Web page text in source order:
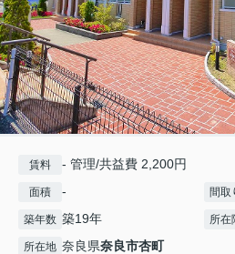
賃料 - 管理/共益費 2,200円
面積 - 間取
築年数 築19年 所在
所在地 奈良県奈良市杏町